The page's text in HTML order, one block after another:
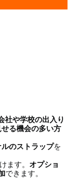
社や学校の出入り
る機会の多い方
のストラップを
ます。 オプショ
できます。